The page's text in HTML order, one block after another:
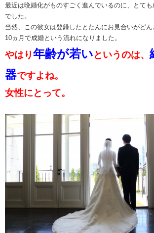
最近は晩婚化がものすごく進んでいるのに、とて
でした。
当然、この彼女は登録したとたんにお見合いがど
10ヵ月で成婚という流れになりました。
やはり年齢が若いというのは、
器ですよね。
女性にとって。